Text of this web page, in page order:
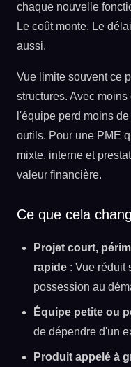
chaque nouvelle
Le coût monte. Le
aussi.
Vue limite souvent ce
structures. Avec
l'équipe perd moins
outils. Pour une PME
mixte, interne et
valeur financière.
Ce que cela
Projet court,
rapide : Vue réduit
possession au
Équipe petite ou
de dépendre d'un
Produit appelé à